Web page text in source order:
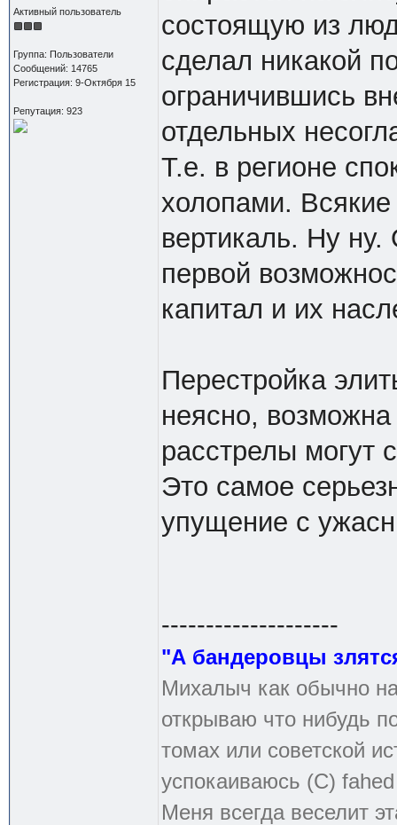
Активный пользователь
Группа: Пользователи
Сообщений: 14765
Регистрация: 9-Октября 15
Репутация: 923
состоящую из
сделал никакой
ограничившись
отдельных
Т.е. в регионе
холопами.
вертикаль. Ну
первой
капитал и их
Перестройка
неясно,
расстрелы могут
Это самое
упущение с
--------------------
"А бандеровцы
Михалыч как обычно
открываю что нибудь
томах или советской
успокаиваюсь (С) fahed
Меня всегда веселит